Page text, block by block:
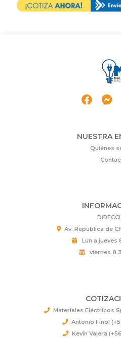
NUESTRA
Quiénes
Av. República de
Lun a jueves
viernes
Materiales Eléctricos
Antonio Finol
Kevin Valera